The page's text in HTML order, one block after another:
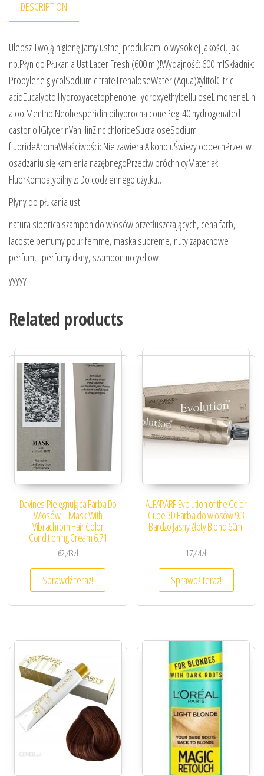
DESCRIPTION
Ulepsz Twoją higienę jamy ustnej produktami o wysokiej jakości, jak
np.Płyn do Płukania Ust Lacer Fresh (600 ml)!Wydajność: 600 mlSkładnik:
Propylene glycolSodium citrateTrehaloseWater (Aqua)XylitolCitric
acidEucalyptolHydroxyacetophenoneHydroxyethylcelluloseLimoneneLin
aloolMentholNeohesperidin dihydrochalconePeg-40 hydrogenated
castor oilGlycerinVanillinZinc chlorideSucraloseSodium
fluorideAromaWłaściwości: Nie zawiera AlkoholuŚwieży oddechPrzeciw
osadzaniu się kamienia nazębnegoPrzeciw próchnicyMateriał:
FluorKompatybilny z: Do codziennego użytku…
Płyny do płukania ust
natura siberica szampon do włosów przetłuszczających, cena farb,
lacoste perfumy pour femme, maska supreme, nuty zapachowe
perfum, i perfumy dkny, szampon no yellow
yyyyy
Related products
Davines Pielęgnująca Farba Do
Włosów – Mask With
Vibrachrom Hair Color
Conditioning Cream 6.71
62,43zł
Sprawdź teraz!
ALFAPARF Evolution of the Color
Cube 3D Farba do włosów 9.3
Bardzo Jasny Złoty Blond 60ml
17,44zł
Sprawdź teraz!